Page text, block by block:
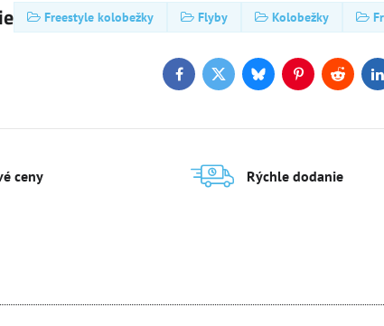
Freestyle kolobežky Flyby Kolobežky
FacebookTwitterBlueskyPinterestReddit
ceny Rýchle dodanie